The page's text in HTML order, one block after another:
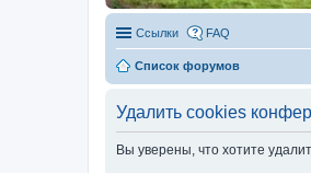
Ссылки FAQ
Список форумов
Удалить cookies
Вы уверены, что хотите